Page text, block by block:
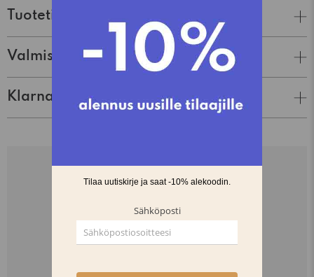
Tuotetiedot
Valmistaja
Klarna Lasku & Tili